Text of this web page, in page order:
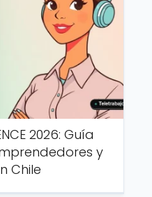
2026: Guía
y
Chile